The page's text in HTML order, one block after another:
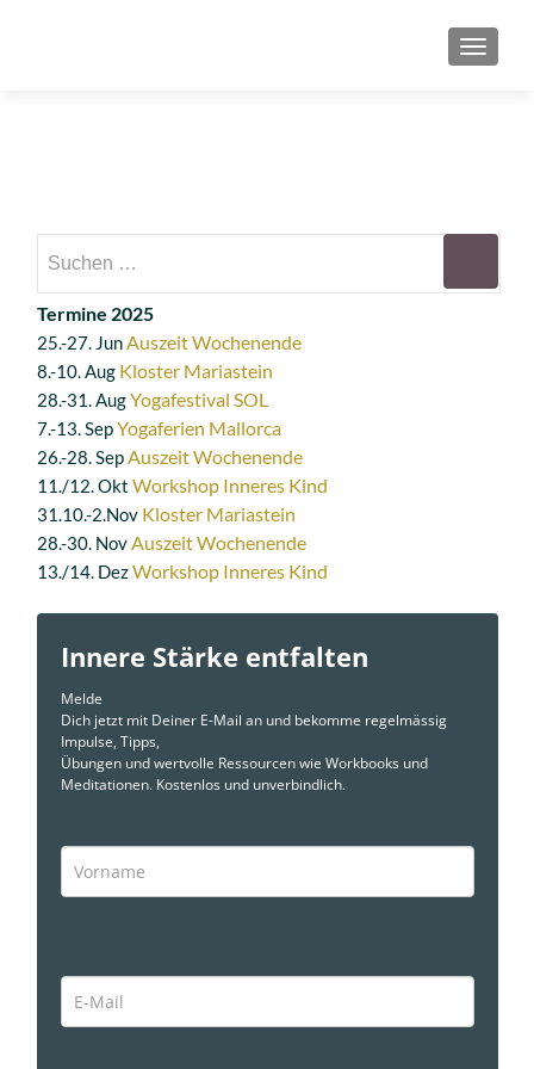
nach:
Termine 2025
25.-27. JunAuszeit Wochenende
8.-10. Aug Kloster Mariastein
28.-31. AugYogafestival SOL
7.-13. SepYogaferien Mallorca
26.-28. SepAuszeit Wochenende
11./12. Okt Workshop Inneres Kind
31.10.-2.Nov Kloster Mariastein
28.-30. NovAuszeit Wochenende
13./14. DezWorkshop Inneres Kind
Innere Stärke entfalten
Melde
Dich jetzt mit Deiner E-Mail an und bekomme regelmässig
Impulse, Tipps,
Übungen und wertvolle Ressourcen wie Workbooks und
Meditationen. Kostenlos und unverbindlich.